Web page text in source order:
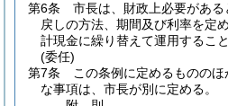
第6条
市長は、財政上必要があ
戻しの方法、期間及び利率を定
計現金に繰り替えて運用すること
(委任)
第7条
この条例に定めるものの
な事項は、市長が別に定める。